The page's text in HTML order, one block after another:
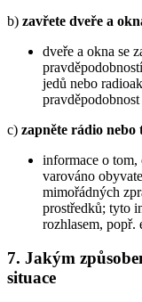
b) zavřete dveře a
dveře a okna se
jedů nebo
c) zapněte rádio nebo
informace o tom,
varováno
mimořádných
prostředků; tyto
rozhlasem,
7. Jakým
situace